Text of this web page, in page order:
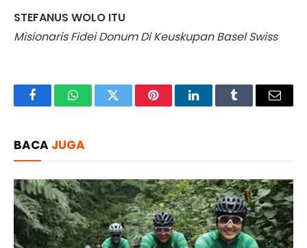
STEFANUS WOLO ITU
Misionaris Fidei Donum Di Keuskupan Basel Swiss
FacebookWhatsAppTwitter PinterestLinkedInTumblr Email
BACA JUGA